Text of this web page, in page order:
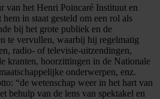
van het Henri Poincaré Instituut en
in staat gesteld om een rol als
bij het grote publiek en de
te vervullen, waarbij hij regelmatig
radio- of televisie-uitzendingen,
kranten, hoorzittingen in de Nationale
onderwerpen, enz.
“de wetenschap weer in het hart van
behulp van de lens van spektakel en